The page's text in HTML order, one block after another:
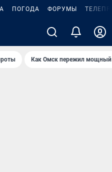
ПОГОДА ФОРУМЫ
Как Омск пережил мощный